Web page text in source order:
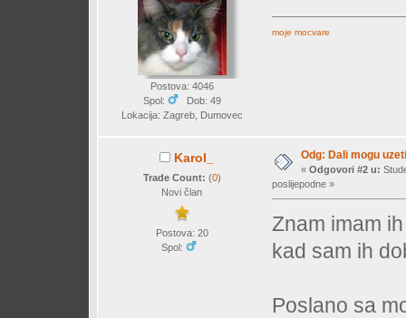
Postova: 4046
Spol:
Dob: 49
Lokacija: Zagreb, Dumovec
moje mocvare
Karol_
Trade Count: (0)
Novi član
Postova: 20
Spol:
Odg: Dali mogu
« Odgovori #2 u:
poslijepodne »
Znam imam
kad sam ih
Poslano sa